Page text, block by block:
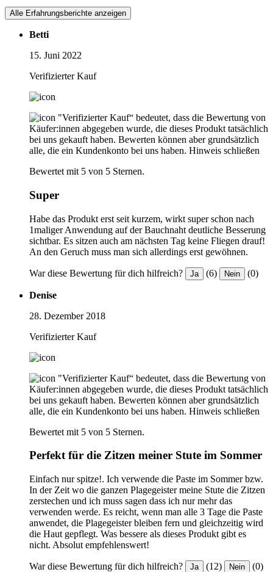
Alle Erfahrungsberichte anzeigen
Betti
15. Juni 2022
Verifizierter Kauf
"Verifizierter Kauf“ bedeutet, dass die Bewertung von
Käufer:innen abgegeben wurde, die dieses Produkt tatsächlich
bei uns gekauft haben. Bewerten können aber grundsätzlich
alle, die ein Kundenkonto bei uns haben. Hinweis schließen
Bewertet mit 5 von 5 Sternen.
Super
Habe das Produkt erst seit kurzem, wirkt super schon nach
1maliger Anwendung auf der Bauchnaht deutliche Besserung
sichtbar. Es sitzen auch am nächsten Tag keine Fliegen drauf!
An den Geruch muss man sich allerdings erst gewöhnen.
War diese Bewertung für dich hilfreich? Ja (6) Nein (0)
Denise
28. Dezember 2018
Verifizierter Kauf
"Verifizierter Kauf“ bedeutet, dass die Bewertung von
Käufer:innen abgegeben wurde, die dieses Produkt tatsächlich
bei uns gekauft haben. Bewerten können aber grundsätzlich
alle, die ein Kundenkonto bei uns haben. Hinweis schließen
Bewertet mit 5 von 5 Sternen.
Perfekt für die Zitzen meiner Stute im Sommer
Einfach nur spitze!. Ich verwende die Paste im Sommer bzw.
In der Zeit wo die ganzen Plagegeister meine Stute die Zitzen
zerstechen und ich muss sagen dass ich nur mehr das
verwenden werde. Es reicht, wenn man alle 3 Tage die Paste
anwendet, die Plagegeister bleiben fern und gleichzeitig wird
die Haut gepflegt. Was bessere als dieses Produkt gibt es
nicht. Absolut empfehlenswert!
War diese Bewertung für dich hilfreich? Ja (12) Nein (0)